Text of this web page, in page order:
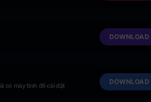
DOWNLOAD
có máy tính để cài đặt
DOWNLOAD